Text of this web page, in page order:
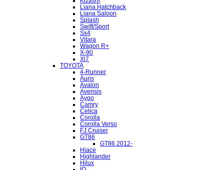
Liana Hatchback
Liana Saloon
Splash
Swift/Sport
Sx4
Vitara
Wagon R+
X-90
Xl7
TOYOTA
4-Runner
Auris
Avalon
Avensis
Aygo
Camry
Celica
Corolla
Corolla Verso
FJ Cruiser
GT86
GT86 2012-
Hiace
Highlander
Hilux